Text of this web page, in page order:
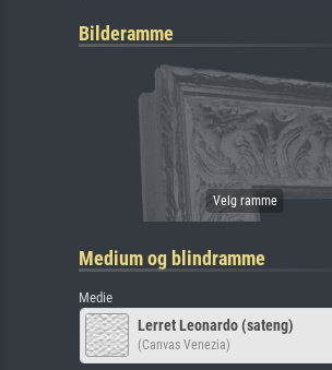
Bilderamme
Medium og blindramme
Medie
Lerret Leonardo (sateng)
(Canvas Venezia)